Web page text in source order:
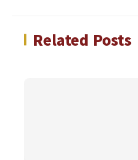
Related Posts